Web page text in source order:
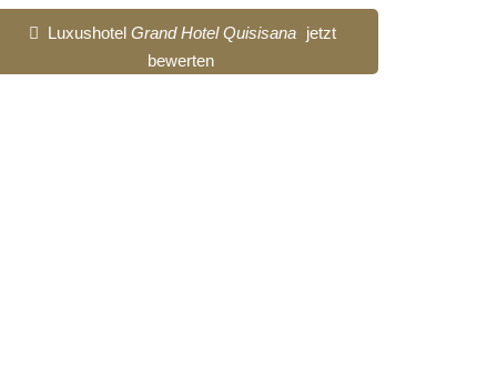
LuxushotelGrand Hotel Quisisana jetzt
bewerten